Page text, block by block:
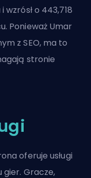
o 443,718
Ponieważ Umar
z SEO, ma to
stronie
oferuje usługi
gier. Gracze,